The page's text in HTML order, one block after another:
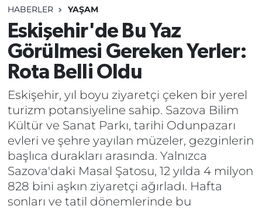
HABERLER YAŞAM
Eskişehir'de Bu Yaz
Görülmesi Gereken Yerler:
Rota Belli Oldu
Eskişehir, yıl boyu ziyaretçi çeken bir yerel
turizm potansiyeline sahip. Sazova Bilim
Kültür ve Sanat Parkı, tarihi Odunpazarı
evleri ve şehre yayılan müzeler, gezginlerin
başlıca durakları arasında. Yalnızca
Sazova'daki Masal Şatosu, 12 yılda 4 milyon
828 bini aşkın ziyaretçi ağırladı. Hafta
sonları ve tatil dönemlerinde bu